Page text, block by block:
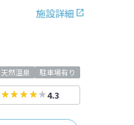
施設詳細
天然温泉 駐車場有り
4.3